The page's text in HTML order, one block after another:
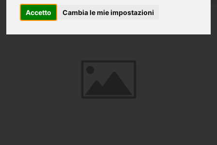
Accetto Cambia le mie impostazioni